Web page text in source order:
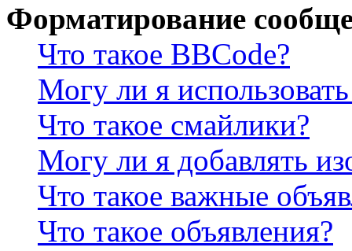
Форматирование
Что такое BBCode?
Могу ли я
Что такое смайлики?
Могу ли я добавлять
Что такое важные
Что такое объявления?